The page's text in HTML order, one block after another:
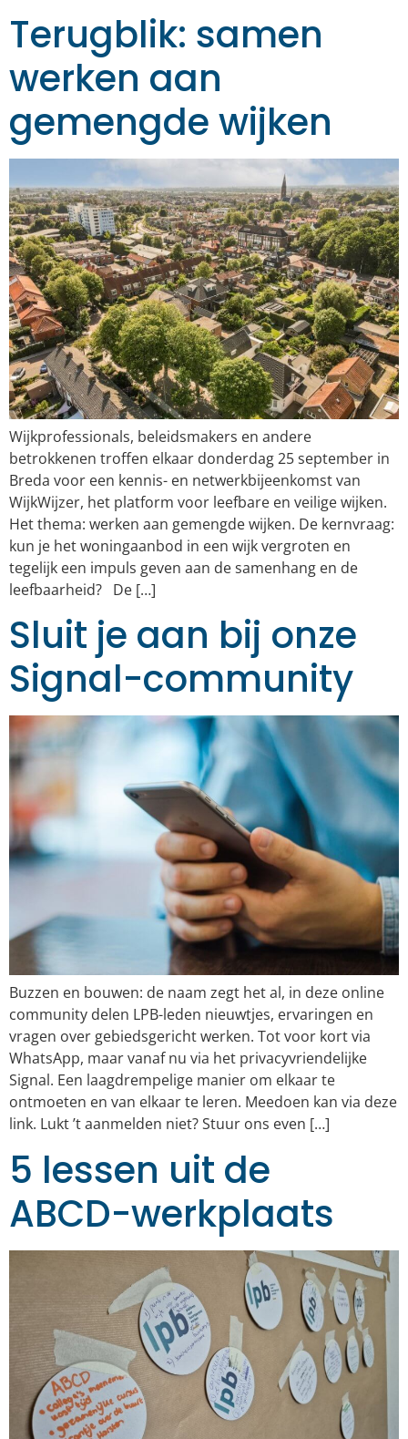
Terugblik: samen
werken aan
gemengde wijken
Wijkprofessionals, beleidsmakers en andere
betrokkenen troffen elkaar donderdag 25 september in
Breda voor een kennis- en netwerkbijeenkomst van
WijkWijzer, het platform voor leefbare en veilige wijken.
Het thema: werken aan gemengde wijken. De kernvraag:
kun je het woningaanbod in een wijk vergroten en
tegelijk een impuls geven aan de samenhang en de
leefbaarheid? De […]
Sluit je aan bij onze
Signal-community
Buzzen en bouwen: de naam zegt het al, in deze online
community delen LPB-leden nieuwtjes, ervaringen en
vragen over gebiedsgericht werken. Tot voor kort via
WhatsApp, maar vanaf nu via het privacyvriendelijke
Signal. Een laagdrempelige manier om elkaar te
ontmoeten en van elkaar te leren. Meedoen kan via deze
link. Lukt ’t aanmelden niet? Stuur ons even […]
5 lessen uit de
ABCD-werkplaats